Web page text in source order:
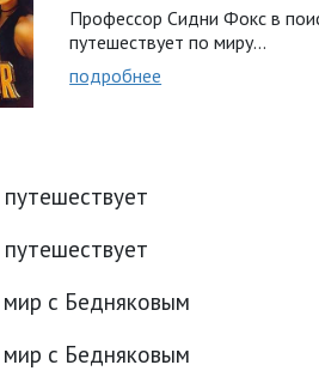
Профессор Сидни Фокс в
путешествует по миру...
подробнее
с Бедняковым
с Бедняковым